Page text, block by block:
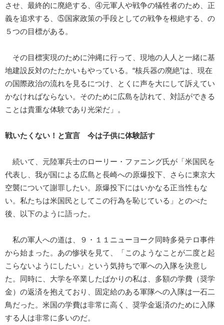
させ、最終的に廃絶する、④元軍人や戦争の犠牲者のため、正
義を追求する、⑤国家政策の手段としての戦争を根絶する、の
５つの目標がある。
その目標実現のために沖縄に行って、現地の人人と一緒に基
地建設反対のたたかいもやっている。“核兵器の廃絶”は、現在
の国際政治の流れを見るにつけ、とくに声を大にして訴えてい
かなければならない。そのために広島を訪れて、対話ができる
ことは貴重な体験であり光栄だ」。
戦いたくない！と宣言 今は子供に体験話す
続いて、元陸軍兵士のローリー・ファニング氏が「米国民を
代表し、我が国による広島と長崎への原爆投下、さらに東京大
空襲について謝罪したい。原爆投下にはいかなる正当性もな
い。私たちは米国民としてこの行為を恥じている」とのべた
後、以下のように語った。
私の軍人への道は、９・１１ニューヨーク同時多発テロ事件
から始まった。あの惨状を見て、「このようなことが二度と起
こらないようにしたい」という気持ちで軍への入隊を決意し
た。同時に、大学を卒業したばかりの私は、多額の学費（奨学
金）の返済を抱えており、固定給のある軍隊への入隊は一石二
鳥だった。米国の学費は非常に高く、奨学金返済のために入隊
する人は非常に多いのだ。